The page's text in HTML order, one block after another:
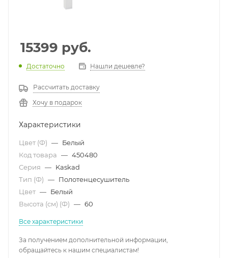
15399 руб.
Достаточно Нашли дешевле?
Рассчитать доставку
Хочу в подарок
Характеристики
Цвет (Ф) — Белый
Код товара — 450480
Серия — Kaskad
Тип (Ф) — Полотенцесушитель
Цвет — Белый
Высота (см) (Ф) — 60
Все характеристики
За получением дополнительной информации,
обращайтесь к нашим специалистам!